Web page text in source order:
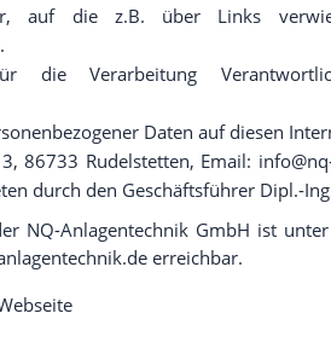
auf die z.B. über Links
die Verarbeitung
Daten auf diesen
86733 Rudelstetten, Email:
durch den Geschäftsführer Dipl.-
NQ-Anlagentechnik GmbH ist
erreichbar.